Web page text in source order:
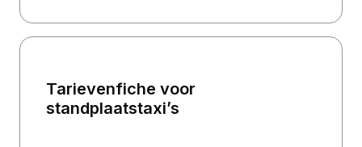
Tarievenfiche voor
standplaatstaxi’s